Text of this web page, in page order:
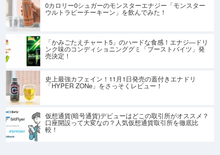
0カロリー0シュガーのモンスターエナジー「モンスター
ウルトラピーチーキーン」を飲んでみた！
「かみごたえチャート5」のハードな食感！エナジ―ドリ
ンク味のコンディショニンググミ「ブーストバイツ」発
売決定！
史上最強カフェイン！11月1日発売の蓋付きエナドリ
「HYPER ZONe」をさっそくレビュー！
仮想通貨(暗号通貨)デビューはどこの取引所がオススメ？
口座開設って大変なの？人気仮想通貨取引所を徹底比
較！